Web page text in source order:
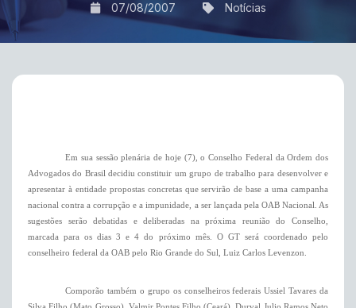
07/08/2007 Notícias
Em sua sessão plenária de hoje (7), o Conselho Federal da Ordem dos
Advogados do Brasil decidiu constituir um grupo de trabalho para desenvolver e
apresentar à entidade propostas concretas que servirão de base a uma campanha
nacional contra a corrupção e a impunidade, a ser lançada pela OAB Nacional. As
sugestões serão debatidas e deliberadas na próxima reunião do Conselho,
marcada para os dias 3 e 4 do próximo mês. O GT será coordenado pelo
conselheiro federal da OAB pelo Rio Grande do Sul, Luiz Carlos Levenzon.
Comporão também o grupo os conselheiros federais Ussiel Tavares da